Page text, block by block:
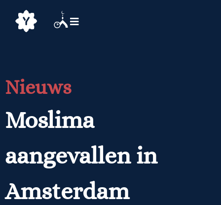
Nieuws
Moslima
aangevallen in
Amsterdam